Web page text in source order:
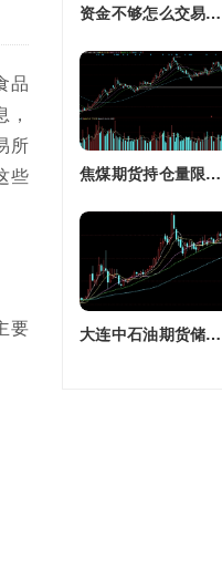
品
所
些
要
资金不够怎么交易股指期货(资金不够怎么交易股指期货呢)
焦煤期货持仓量限额(焦煤期货持仓量限额是多少)
大连中石油期货储备库(大连原油期货)